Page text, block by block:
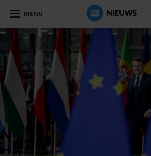
MENU